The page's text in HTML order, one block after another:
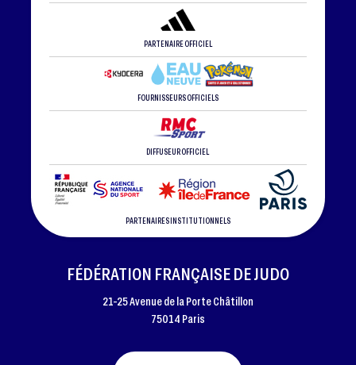
PARTENAIRE OFFICIEL
FOURNISSEURS OFFICIELS
DIFFUSEUR OFFICIEL
PARTENAIRES INSTITUTIONNELS
FÉDÉRATION FRANÇAISE DE JUDO
21-25 Avenue de la Porte Châtillon
75014 Paris